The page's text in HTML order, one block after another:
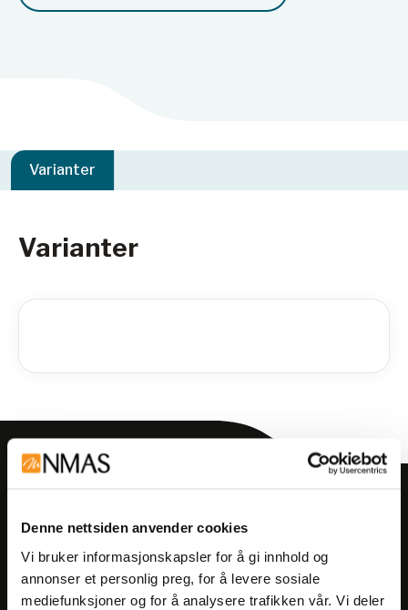
Denne nettsiden anvender cookies
Vi bruker informasjonskapsler for å gi innhold og
annonser et personlig preg, for å levere sosiale
mediefunksjoner og for å analysere trafikken vår. Vi deler
Varianter
Varianter
Få informasjon om produkter,
arrangementer og kampanjer.
Meld på nyhetsbrev